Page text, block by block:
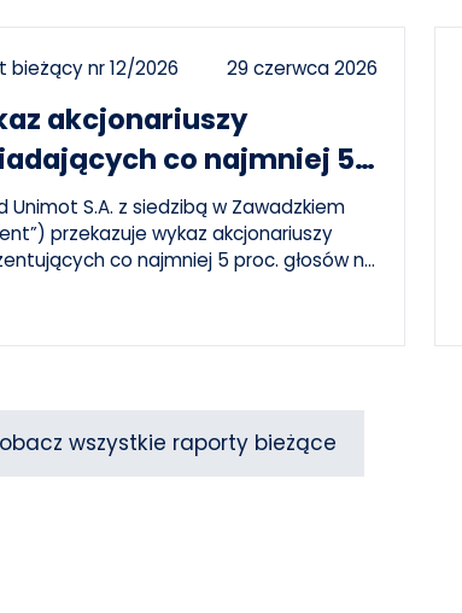
bieżący nr 12/2026 29 czerwca 2026
akcjonariuszy
co najmniej 5
głosów na ZWZ 26
2026 r.
Unimot S.A. z siedzibą w Zawadzkiem
przekazuje wykaz akcjonariuszy
co najmniej 5 proc. głosów na
się 26 czerwca 2026 r. („ZWZ”).
wszystkie raporty bieżące